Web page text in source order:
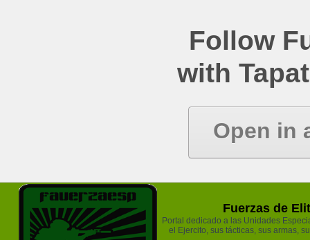
Follow
with
Open in
Fuerzas de
Portal dedicado a las Unidades
el Ejercito, sus tácticas, sus armas,